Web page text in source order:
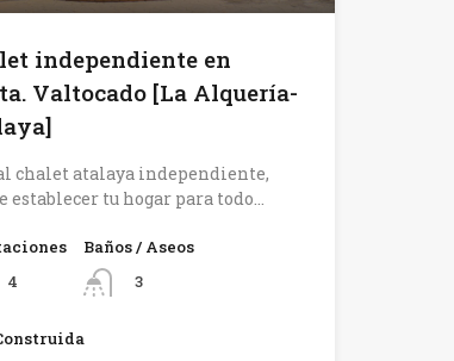
independiente en
Valtocado [La Alquería-
chalet atalaya independiente,
establecer tu hogar para todo…
4
Baños / Aseos
3